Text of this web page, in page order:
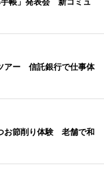
アー 信託銀行で仕事体
お節削り体験 老舗で和